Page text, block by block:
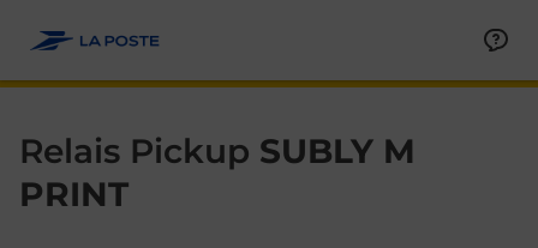
Relais Pickup SUBLY M
PRINT